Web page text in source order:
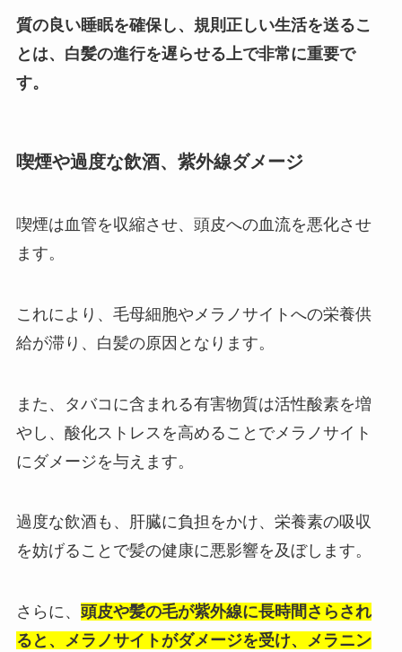
質の良い睡眠を確保し、規則正しい生活を送るこ
とは、白髪の進行を遅らせる上で非常に重要で
す。
喫煙や過度な飲酒、紫外線ダメージ
喫煙は血管を収縮させ、頭皮への血流を悪化させ
ます。
これにより、毛母細胞やメラノサイトへの栄養供
給が滞り、白髪の原因となります。
また、タバコに含まれる有害物質は活性酸素を増
やし、酸化ストレスを高めることでメラノサイト
にダメージを与えます。
過度な飲酒も、肝臓に負担をかけ、栄養素の吸収
を妨げることで髪の健康に悪影響を及ぼします。
さらに、 頭皮や髪の毛が紫外線に長時間さらされ
ると、メラノサイトがダメージを受け、メラニン